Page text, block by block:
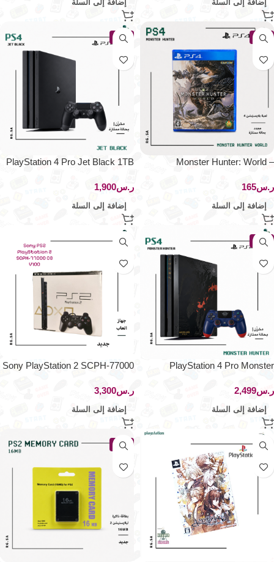
إضافة إلى السلة إضافة إلى السلة
جديد
Monster Hunter: World –
ر.س
إضافة إلى السلة
جديد
PlayStation 4 Pro Jet Black 1TB
ر.س
إضافة إلى السلة
جديد
PlayStation 4 Pro Monster
1TB – CUHJ-10020
ر.س
إضافة إلى السلة
Sony PlayStation 2 SCPH-77000
ر.س
إضافة إلى السلة
جديد